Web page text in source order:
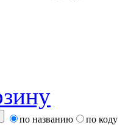
по названию по коду